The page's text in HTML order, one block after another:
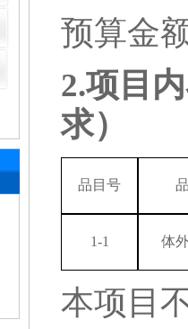
预算金
2.项目
求）
品目号
1-1 体
本项目